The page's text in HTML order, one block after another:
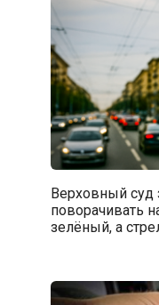
Верховный
поворачивать
зелёный, а